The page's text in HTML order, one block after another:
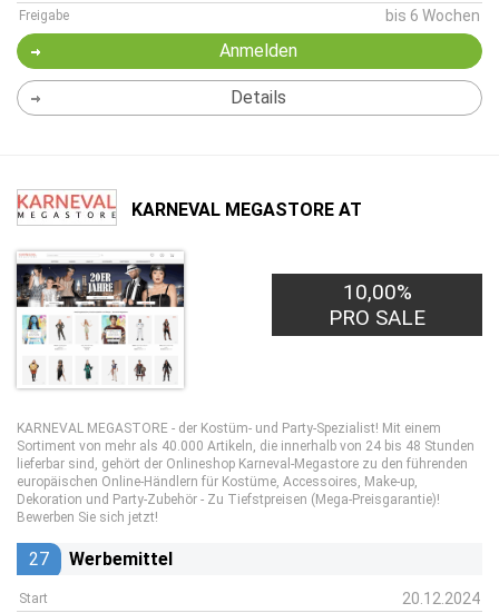
Freigabe bis 6 Wochen
Anmelden
Details
KARNEVAL MEGASTORE AT
10,00%
PRO SALE
KARNEVAL MEGASTORE - der Kostüm- und Party-Spezialist! Mit einem
Sortiment von mehr als 40.000 Artikeln, die innerhalb von 24 bis 48 Stunden
lieferbar sind, gehört der Onlineshop Karneval-Megastore zu den führenden
europäischen Online-Händlern für Kostüme, Accessoires, Make-up,
Dekoration und Party-Zubehör - Zu Tiefstpreisen (Mega-Preisgarantie)!
Bewerben Sie sich jetzt!
27 Werbemittel
Start 20.12.2024